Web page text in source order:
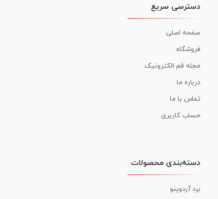
دسترسی سریع
صفحه اصلی
فروشگاه
مجله قم الکترونیک
درباره ما
تماس با ما
حساب کاربری
دسته‌بندی محصولات
برد آردوینو